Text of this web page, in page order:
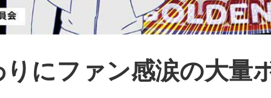
にファン感涙の大量